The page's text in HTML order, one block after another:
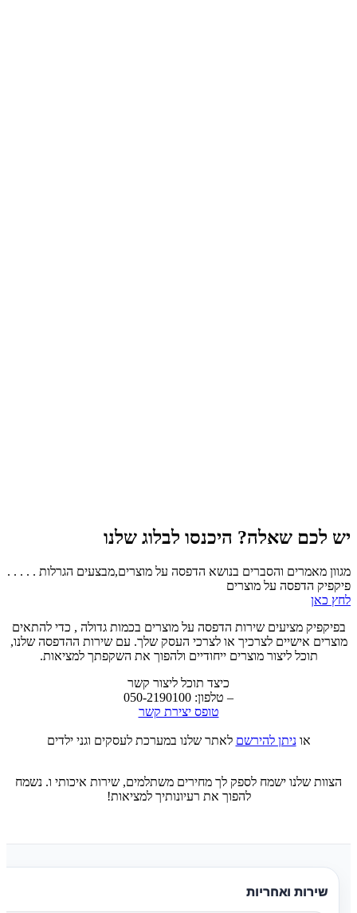
יש לכם שאלה? היכנסו לבלוג שלנו
מגוון מאמרים והסברים בנושא הדפסה על מוצרים,מבצעים הגרלות . . . . .
פיקפיק הדפסה על מוצרים
לחץ כאן
בפיקפיק מציעים שירות הדפסה על מוצרים בכמות גדולה , כדי להתאים
מוצרים אישיים לצרכיך או לצרכי העסק שלך. עם שירות ההדפסה שלנו,
תוכל ליצור מוצרים ייחודיים ולהפוך את השקפתך למציאות.
כיצד תוכל ליצור קשר
– טלפון: 050-2190100
טופס יצירת קשר
אוניתן להירשם לאתר שלנו במערכת לעסקים וגני ילדים
הצוות שלנו ישמח לספק לך מחירים משתלמים, שירות איכותי ו. נשמח
להפוך את רעיונותיך למציאות!
שירות ואחריות